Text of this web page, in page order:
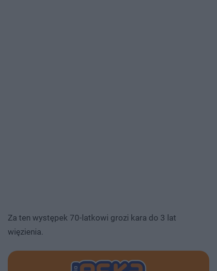
Za ten występek 70-latkowi grozi kara do 3 lat
więzienia.